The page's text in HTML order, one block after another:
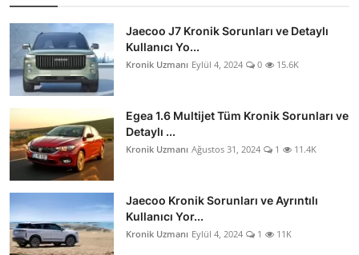
Jaecoo J7 Kronik Sorunları ve Detaylı
Kullanıcı Yo...
Kronik Uzmanı Eylül 4, 2024 0 15.6K
Egea 1.6 Multijet Tüm Kronik Sorunları ve
Detaylı ...
Kronik Uzmanı Ağustos 31, 2024 1 11.4K
Jaecoo Kronik Sorunları ve Ayrıntılı
Kullanıcı Yor...
Kronik Uzmanı Eylül 4, 2024 1 11K